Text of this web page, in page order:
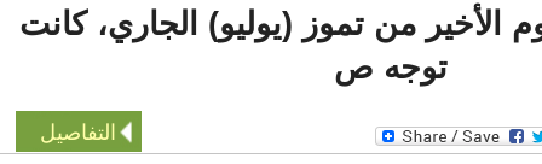
من تموز (يوليو) الجاري، كانت
توجه ص
التفاصيل